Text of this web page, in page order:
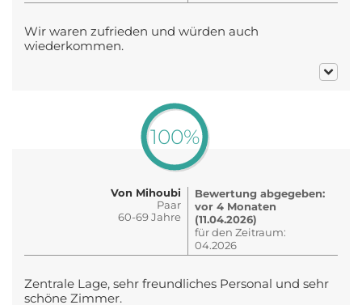
Wir waren zufrieden und würden auch
wiederkommen.
100%
Von Mihoubi
Paar
60-69 Jahre
Bewertung abgegeben:
vor 4 Monaten
(11.04.2026)
für den Zeitraum:
04.2026
Zentrale Lage, sehr freundliches Personal und sehr
schöne Zimmer.